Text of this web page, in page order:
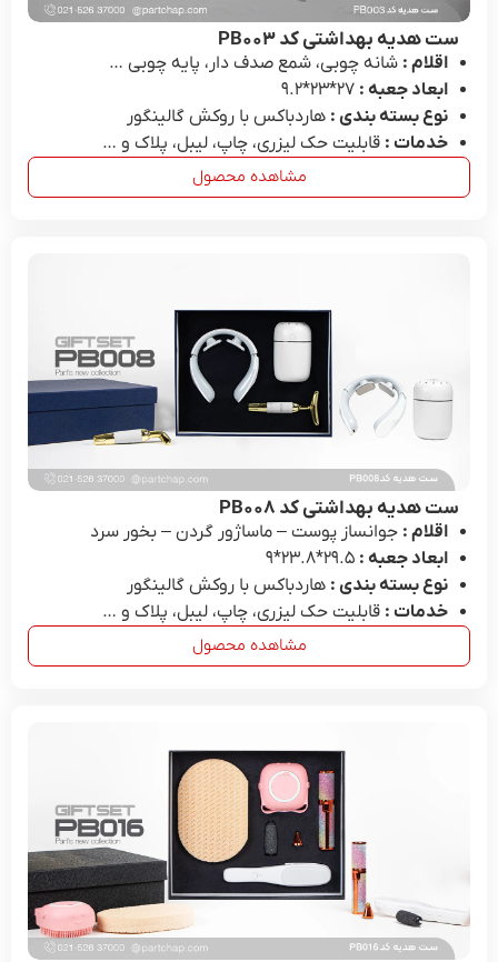
ست هدیه بهداشتی کد PB۰۰۳
اقلام : شانه چوبی، شمع صدف دار، پایه چوبی …
ابعاد جعبه :
نوع بسته بندی : هاردباکس با روکش گالینگور
خدمات : قابلیت حک لیزری، چاپ، لیبل، پلاک و …
مشاهده محصول
ست هدیه بهداشتی کد PB۰۰۸
اقلام : جوانساز پوست – ماساژور گردن – بخور سرد
ابعاد جعبه :
نوع بسته بندی : هاردباکس با روکش گالینگور
خدمات : قابلیت حک لیزری، چاپ، لیبل، پلاک و …
مشاهده محصول